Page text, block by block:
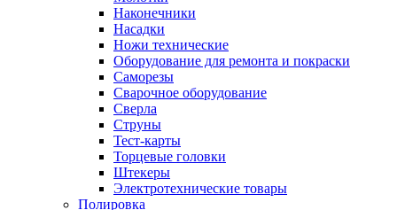
Наконечники
Насадки
Ножи технические
Оборудование для ремонта и покраски
Саморезы
Сварочное оборудование
Сверла
Струны
Тест-карты
Торцевые головки
Штекеры
Электротехнические товары
Полировка